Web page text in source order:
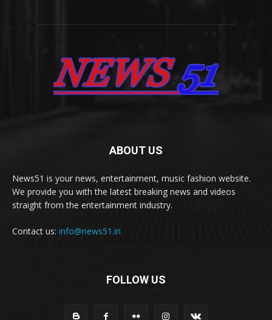
ABOUT US
News51 is your news, entertainment, music fashion website.
We provide you with the latest breaking news and videos
straight from the entertainment industry.
Contact us: info@news51.in
FOLLOW US